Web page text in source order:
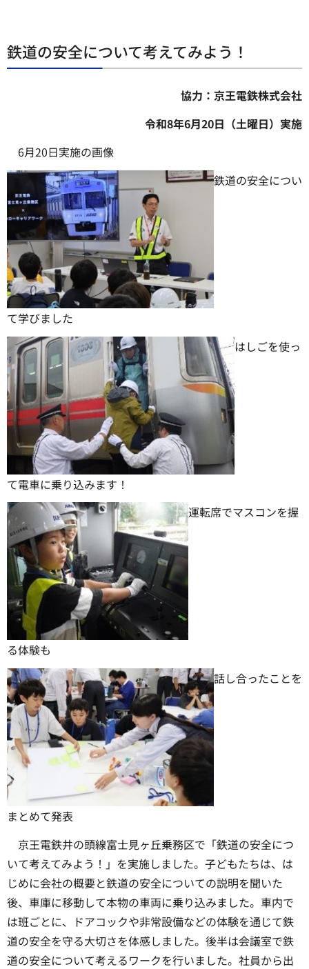
鉄道の安全について考えてみよう！
協力：京王電鉄株式会社
令和8年6月20日（土曜日）実施
6月20日実施の画像
鉄道の安全につい
て学びました
はしごを使っ
て電車に乗り込みます！
運転席でマスコンを握
る体験も
話し合ったことを
まとめて発表
京王電鉄井の頭線富士見ヶ丘乗務区で「鉄道の安全につ
いて考えてみよう！」を実施しました。子どもたちは、は
じめに会社の概要と鉄道の安全についての説明を聞いた
後、車庫に移動して本物の車両に乗り込みました。車内で
は班ごとに、ドアコックや非常設備などの体験を通じて鉄
道の安全を守る大切さを体感しました。後半は会議室で鉄
道の安全について考えるワークを行いました。社員から出